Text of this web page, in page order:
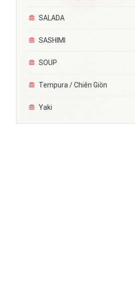
SALADA
SASHIMI
SOUP
Tempura / Chiên Giòn
Yaki